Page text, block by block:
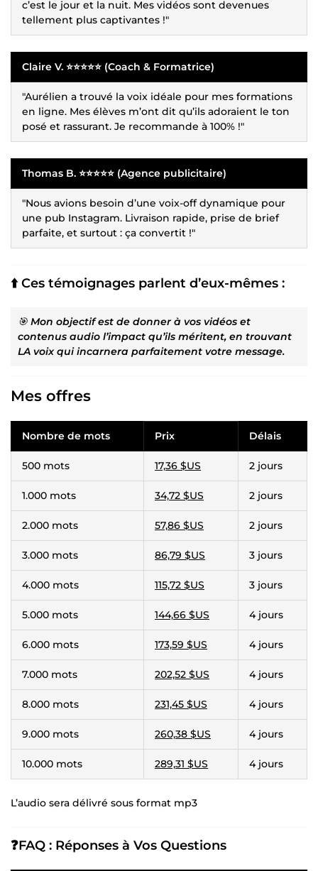
c’est le jour et la nuit. Mes vidéos sont devenues
tellement plus captivantes !"
Claire V. ⭐⭐⭐⭐⭐ (Coach & Formatrice)
"Aurélien a trouvé la voix idéale pour mes formations
en ligne. Mes élèves m’ont dit qu’ils adoraient le ton
posé et rassurant. Je recommande à 100% !"
Thomas B. ⭐⭐⭐⭐⭐ (Agence publicitaire)
"Nous avions besoin d’une voix-off dynamique pour
une pub Instagram. Livraison rapide, prise de brief
parfaite, et surtout : ça convertit !"
⬆️ Ces témoignages parlent d’eux-mêmes :
🎯 Mon objectif est de donner à vos vidéos et
contenus audio l’impact qu’ils méritent, en trouvant
LA voix qui incarnera parfaitement votre message.
Mes offres
Nombre de mots Prix Délais
500 mots 17,36 $US 2 jours
1.000 mots 34,72 $US 2 jours
2.000 mots 57,86 $US 2 jours
3.000 mots 86,79 $US 3 jours
4.000 mots 115,72 $US 3 jours
5.000 mots 144,66 $US 4 jours
6.000 mots 173,59 $US 4 jours
7.000 mots 202,52 $US 4 jours
8.000 mots 231,45 $US 4 jours
9.000 mots 260,38 $US 4 jours
10.000 mots 289,31 $US 4 jours
L’audio sera délivré sous format mp3
❓FAQ : Réponses à Vos Questions